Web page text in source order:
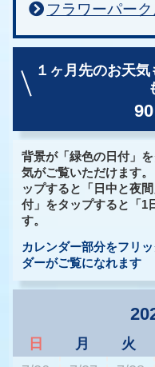
フラワーパー
１ヶ月先のお天気
背景が「緑色の日付」
気がご覧いただけます
ップすると「日中と夜
付」をタップすると「1
す。
カレンダー部分をフリ
ダーがご覧になれます
日 月 火